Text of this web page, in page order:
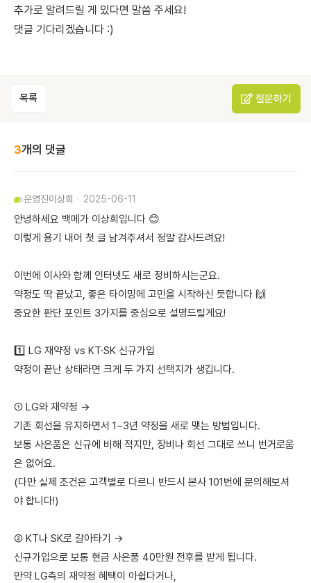
추가로 알려드릴 게 있다면 말씀 주세요!
댓글 기다리겠습니다 :)
목록 질문하기
3개의 댓글
운영진이상희 2025-06-11
안녕하세요 백메가 이상희입니다 😊
이렇게 용기 내어 첫 글 남겨주셔서 정말 감사드려요!
이번에 이사와 함께 인터넷도 새로 정비하시는군요.
약정도 딱 끝났고, 좋은 타이밍에 고민을 시작하신 듯합니다 🙌
중요한 판단 포인트 3가지를 중심으로 설명드릴게요!
1️⃣ LG 재약정 vs KT·SK 신규가입
약정이 끝난 상태라면 크게 두 가지 선택지가 생깁니다.
① LG와 재약정 →
기존 회선을 유지하면서 1~3년 약정을 새로 맺는 방법입니다.
보통 사은품은 신규에 비해 적지만, 장비나 회선 그대로 쓰니 번거로움
은 없어요.
(다만 실제 조건은 고객별로 다르니 반드시 본사 101번에 문의해보셔
야 합니다!)
② KT나 SK로 갈아타기 →
신규가입으로 보통 현금 사은품 40만원 전후를 받게 됩니다.
만약 LG측의 재약정 혜택이 아쉽다거나,